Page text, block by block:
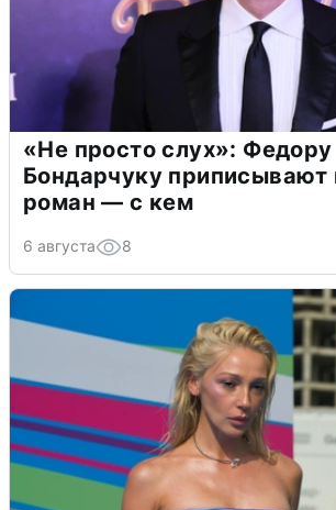
«Не просто слух»: Федору
Бондарчуку приписывают
роман — с кем
6 августа 8